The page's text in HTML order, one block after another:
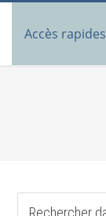
Accès rapides